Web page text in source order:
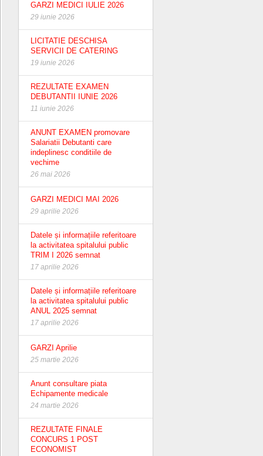
GARZI MEDICI IULIE 2026
29 iunie 2026
LICITATIE DESCHISA
SERVICII DE CATERING
19 iunie 2026
REZULTATE EXAMEN
DEBUTANTII IUNIE 2026
11 iunie 2026
ANUNT EXAMEN promovare
Salariatii Debutanti care
indeplinesc conditiile de
vechime
26 mai 2026
GARZI MEDICI MAI 2026
29 aprilie 2026
Datele și informațiile referitoare
la activitatea spitalului public
TRIM I 2026 semnat
17 aprilie 2026
Datele și informațiile referitoare
la activitatea spitalului public
ANUL 2025 semnat
17 aprilie 2026
GARZI Aprilie
25 martie 2026
Anunt consultare piata
Echipamente medicale
24 martie 2026
REZULTATE FINALE
CONCURS 1 POST
ECONOMIST